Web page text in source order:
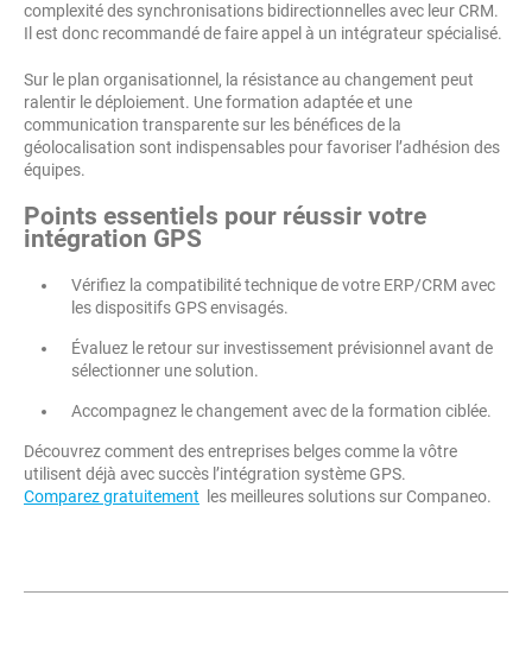
complexité des synchronisations bidirectionnelles avec leur CRM.
Il est donc recommandé de faire appel à un intégrateur spécialisé.
Sur le plan organisationnel, la résistance au changement peut
ralentir le déploiement. Une formation adaptée et une
communication transparente sur les bénéfices de la
géolocalisation sont indispensables pour favoriser l’adhésion des
équipes.
Points essentiels pour réussir votre
intégration GPS
Vérifiez la compatibilité technique de votre ERP/CRM avec
les dispositifs GPS envisagés.
Évaluez le retour sur investissement prévisionnel avant de
sélectionner une solution.
Accompagnez le changement avec de la formation ciblée.
Découvrez comment des entreprises belges comme la vôtre
utilisent déjà avec succès l’intégration système GPS.
Comparez gratuitement les meilleures solutions sur Companeo.